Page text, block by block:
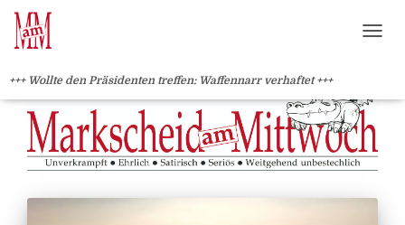
+++ Wollte den Präsidenten treffen: Waffennarr verhaftet +++